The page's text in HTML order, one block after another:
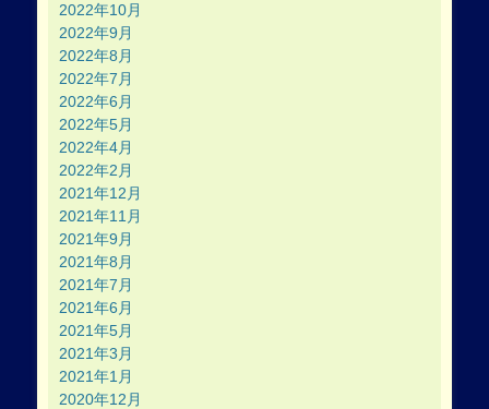
2022年10月
2022年9月
2022年8月
2022年7月
2022年6月
2022年5月
2022年4月
2022年2月
2021年12月
2021年11月
2021年9月
2021年8月
2021年7月
2021年6月
2021年5月
2021年3月
2021年1月
2020年12月